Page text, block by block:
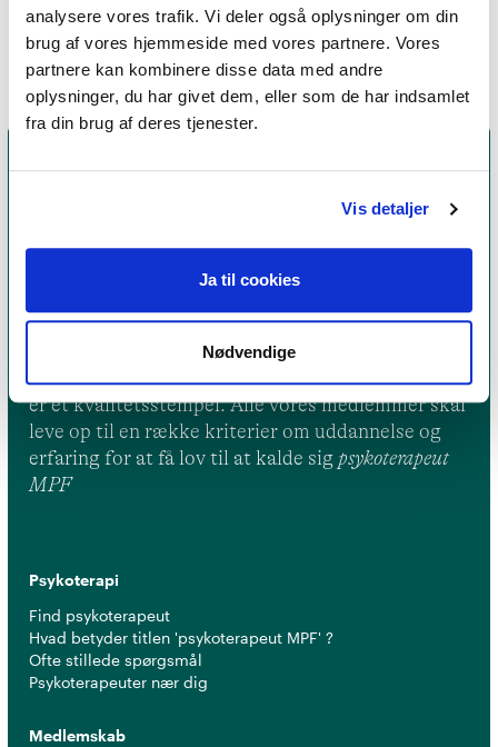
analysere vores trafik. Vi deler også oplysninger om din
brug af vores hjemmeside med vores partnere. Vores
partnere kan kombinere disse data med andre
oplysninger, du har givet dem, eller som de har indsamlet
fra din brug af deres tjenester.
Vis detaljer
Ja til cookies
Nødvendige
Essensforvandling
Et medlemskab af Dansk Psykoterapeutforening
er et kvalitetsstempel. Alle vores medlemmer skal
leve op til en række kriterier om uddannelse og
erfaring for at få lov til at kalde sig psykoterapeut
MPF
Psykoterapi
Find psykoterapeut
Hvad betyder titlen 'psykoterapeut MPF' ?
Ofte stillede spørgsmål
Psykoterapeuter nær dig
Medlemskab